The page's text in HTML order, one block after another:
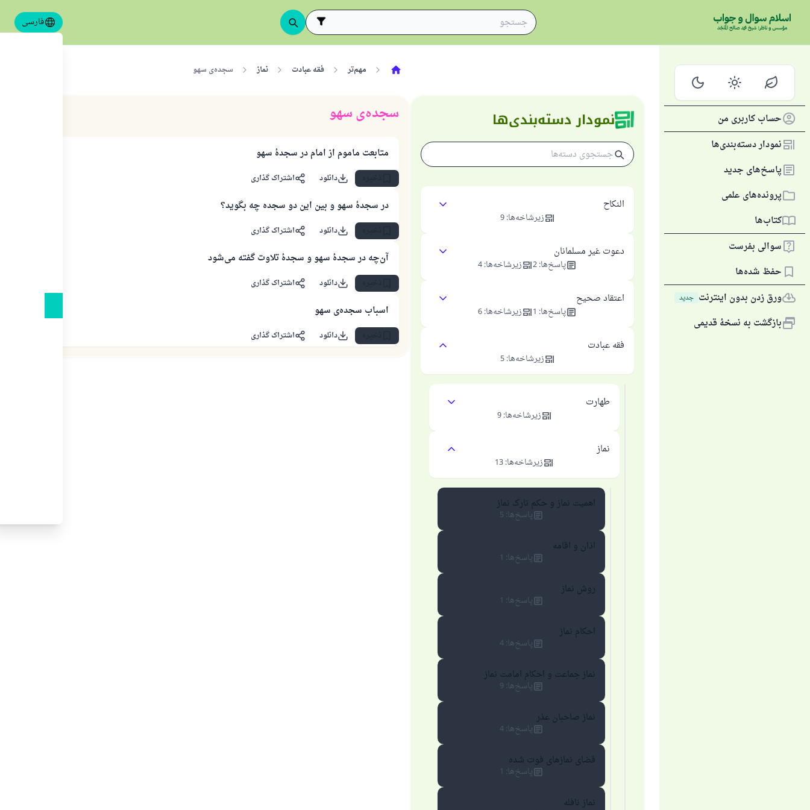
فارسی
حساب کاربری من
نمودار دسته‌بندی‌ها
پاسخ‌های جدید
پرونده‌های علمی
کتاب‌ها
سوالی بفرست
حفظ شده‌ها
ورق زدن بدون اینترنت جديد
بازگشت به نسخهٔ قدیمی
نمودار دسته‌بندی‌ها
النکاح
زیرشاخه‌ها:
9
دعوت غیر مسلمانان
پاسخ‌ها:
2 زیرشاخه‌ها:
4
اعتقاد صحیح
پاسخ‌ها:
1 زیرشاخه‌ها:
6
فقه عبادت
زیرشاخه‌ها:
5
طهارت
زیرشاخه‌ها:
9
نماز
زیرشاخه‌ها:
13
اهمیت نماز و حکم تارک نماز
پاسخ‌ها:
5
اذان و اقامه
پاسخ‌ها:
1
روش نماز
پاسخ‌ها:
1
احکام نماز
پاسخ‌ها:
4
نماز جماعت و احکام امامت نماز
پاسخ‌ها:
9
نماز صاحبان عذر
پاسخ‌ها:
4
قضای نمازهای فوت شده
پاسخ‌ها:
1
نماز نافله
مهم‌تر فقه عبادت نماز سجده‌ی سهو
سجده‌ی سهو
متابعت ماموم از امام در سجدهٔ سهو
دانلود اشتراک گذاری
در سجدهٔ سهو و بین این دو سجده چه بگوید؟
دانلود اشتراک گذاری
آن‌چه در سجدهٔ سهو و سجدهٔ تلاوت گفته می‌شود
دانلود اشتراک گذاری
اسباب سجده‌ی سهو
دانلود اشتراک گذاری